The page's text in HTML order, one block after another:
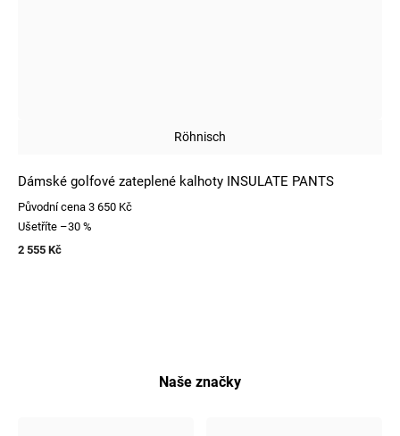
Röhnisch
Dámské golfové zateplené kalhoty INSULATE PANTS
Původní cena 3 650 Kč
Ušetříte –30 %
2 555 Kč
Naše značky